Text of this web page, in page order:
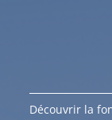
Découvrir la